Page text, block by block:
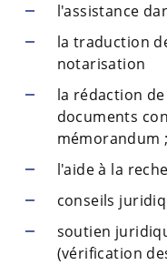
l'assistance
la traduction
notarisation
la rédaction
documents
mémorandum ;
l'aide à la
conseils
soutien
(vérification